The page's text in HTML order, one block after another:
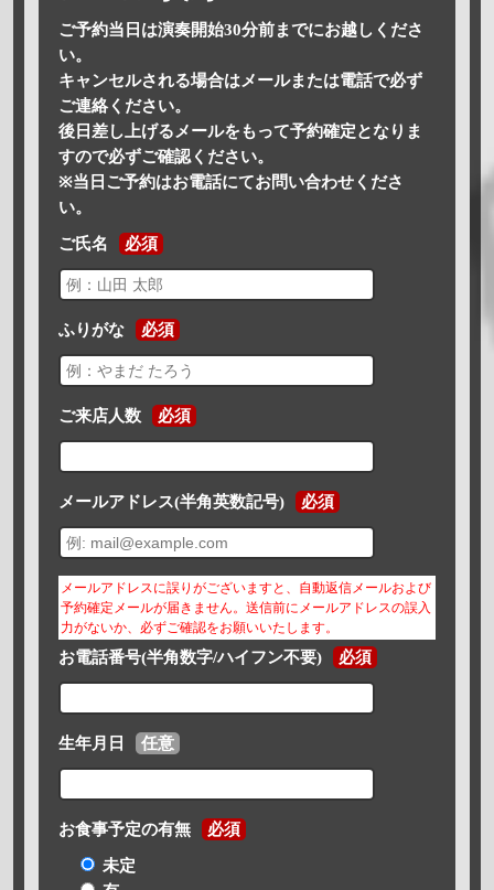
ご予約当日は演奏開始30分前までにお越しくださ
い。
キャンセルされる場合はメールまたは電話で必ず
ご連絡ください。
後日差し上げるメールをもって予約確定となりま
すので必ずご確認ください。
※当日ご予約はお電話にてお問い合わせくださ
い。
ご氏名 必須
ふりがな 必須
ご来店人数 必須
メールアドレス(半角英数記号) 必須
メールアドレスに誤りがございますと、自動返信メールおよび
予約確定メールが届きません。送信前にメールアドレスの誤入
力がないか、必ずご確認をお願いいたします。
お電話番号(半角数字/ハイフン不要) 必須
生年月日 任意
お食事予定の有無 必須
未定